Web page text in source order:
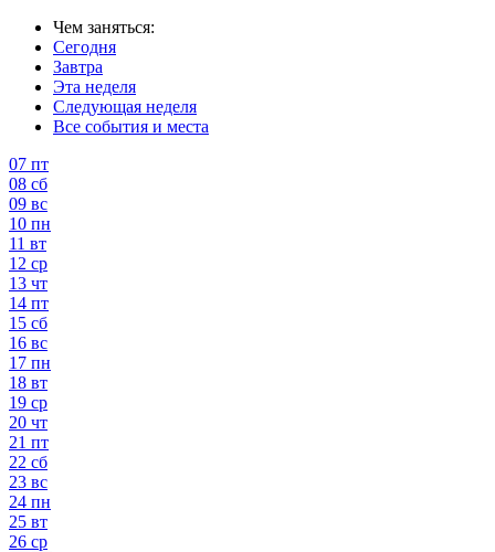
Чем заняться:
Сегодня
Завтра
Эта неделя
Следующая неделя
Все события и места
07 пт
08 сб
09 вс
10 пн
11 вт
12 ср
13 чт
14 пт
15 сб
16 вс
17 пн
18 вт
19 ср
20 чт
21 пт
22 сб
23 вс
24 пн
25 вт
26 ср